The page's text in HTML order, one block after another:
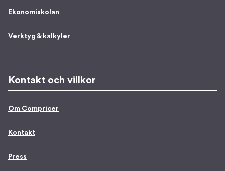
Ekonomiskolan
Verktyg & kalkyler
Kontakt och villkor
Om Compricer
Kontakt
Press